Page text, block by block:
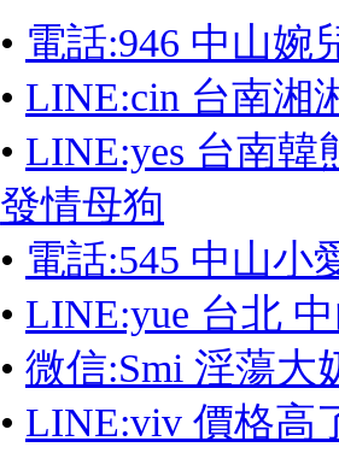
• 電話:946 中山婉
• LINE:cin 台南湘
• LINE:yes 台南
發情母狗
• 電話:545 中山小
• LINE:yue 台北
• 微信:Smi 淫蕩大
• LINE:viv 價格高